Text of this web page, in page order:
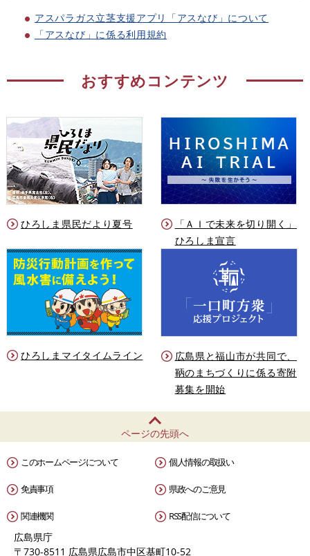
アスパラガス立茎支援アプリ「アスなび」について
「アスなび」に係る利用規約
おすすめコンテンツ
ひろしま県民だより夏号
「ＡＩで未来を切り開く」
ひろしま宣言
ひろしまマイタイムライン
広島県と福山市が共同で、
鞆のまちづくりに係る寄附
募集を開始
ページの先頭へ
このホームページについて 個人情報の取扱い
免責事項 県政へのご意見
関連機関 RSS配信について
広島県庁
〒730-8511 広島県広島市中区基町10-52